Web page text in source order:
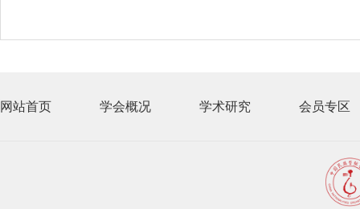
网站首页 学会概况 学术研究 会员专区